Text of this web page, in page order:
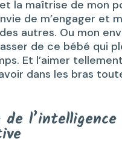
la maîtrise de mon
de m’engager et
autres. Ou mon
de ce bébé qui
Et l’aimer tellement
dans les bras
de l’intelligence